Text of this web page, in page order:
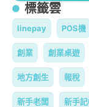
標籤雲
linepay POS機
創業 創業桌遊
地方創生 報稅
新手老闆 新手